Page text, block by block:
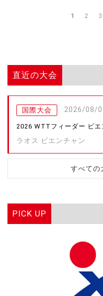
1 2 3
直近の大会
国際大会 2026/08/
2026 WTTフィーダー ビ
ラオス ビエンチャン
すべての
PICK UP